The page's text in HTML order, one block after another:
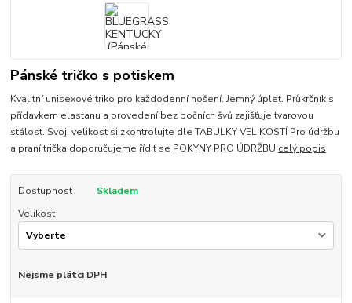
Pánské tričko s potiskem
Kvalitní unisexové triko pro každodenní nošení. Jemný úplet. Průkrčník s
přídavkem elastanu a provedení bez bočních švů zajišťuje tvarovou
stálost. Svoji velikost si zkontrolujte dle TABULKY VELIKOSTÍ Pro údržbu
a praní trička doporučujeme řídit se POKYNY PRO ÚDRŽBU celý popis
Dostupnost
Skladem
Velikost
Nejsme plátci DPH